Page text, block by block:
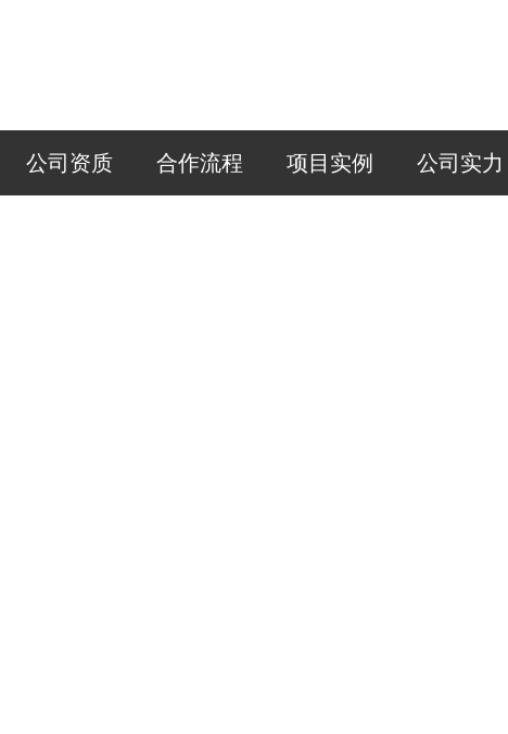
公司资质 合作流程 项目实例 公司实力